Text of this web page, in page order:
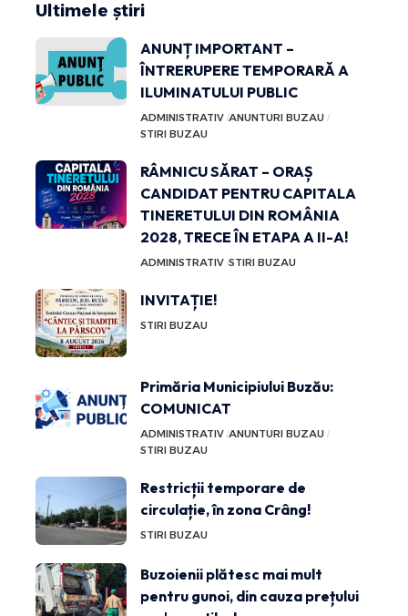
Ultimele știri
ANUNȚ IMPORTANT –
ÎNTRERUPERE TEMPORARĂ A
ILUMINATULUI PUBLIC
ADMINISTRATIV ANUNTURI BUZAU
STIRI BUZAU
RÂMNICU SĂRAT – ORAȘ
CANDIDAT PENTRU CAPITALA
TINERETULUI DIN ROMÂNIA
2028, TRECE ÎN ETAPA A II-A!
ADMINISTRATIV STIRI BUZAU
INVITAȚIE!
STIRI BUZAU
Primăria Municipiului Buzău:
COMUNICAT
ADMINISTRATIV ANUNTURI BUZAU
STIRI BUZAU
Restricții temporare de
circulație, în zona Crâng!
STIRI BUZAU
Buzoienii plătesc mai mult
pentru gunoi, din cauza prețului